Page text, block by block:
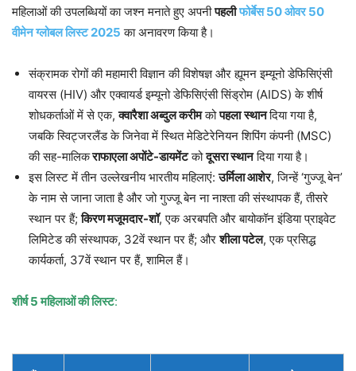
महिलाओं की उपलब्धियों का जश्न मनाते हुए अपनीपहली फोर्बेस 50 ओवर 50
वीमेन ग्लोबल लिस्ट 2025 का अनावरण किया है।
संक्रामक रोगों की महामारी विज्ञान की विशेषज्ञ और ह्यूमन इम्यूनो डेफिसिएंसी
वायरस (HIV) और एक्वायर्ड इम्यूनो डेफिसिएंसी सिंड्रोम (AIDS) के शीर्ष
शोधकर्ताओं में से एक,क्वारैशा अब्दुल करीमकोपहला स्थानदिया गया है,
जबकि स्विट्जरलैंड के जिनेवा में स्थित मेडिटेरेनियन शिपिंग कंपनी (MSC)
की सह-मालिकराफाएला अपोंटे-डायमेंटकोदूसरा स्थानदिया गया है।
इस लिस्ट में तीन उल्लेखनीय भारतीय महिलाएं:उर्मिला आशेर, जिन्हें ‘गुज्जू बेन’
के नाम से जाना जाता है और जो गुज्जू बेन ना नाश्ता की संस्थापक हैं, तीसरे
स्थान पर हैं;किरण मजूमदार-शॉ, एक अरबपति और बायोकॉन इंडिया प्राइवेट
लिमिटेड की संस्थापक, 32वें स्थान पर हैं; औरशीला पटेल, एक प्रसिद्ध
कार्यकर्ता, 37वें स्थान पर हैं, शामिल हैं।
शीर्ष 5 महिलाओं की लिस्ट: